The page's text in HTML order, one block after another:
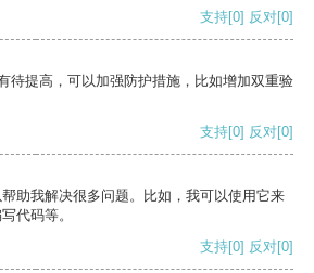
支持[0] 反对[0]
待提高，可以加强防护措施，比如增加双重验
支持[0] 反对[0]
助我解决很多问题。比如，我可以使用它来
代码等。
支持[0] 反对[0]